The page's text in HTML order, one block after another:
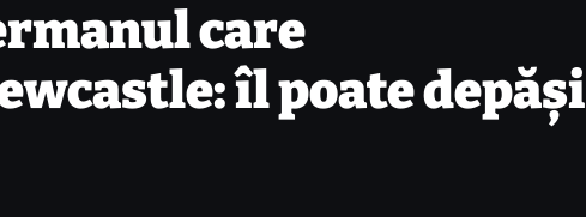
care
îl poate depăși